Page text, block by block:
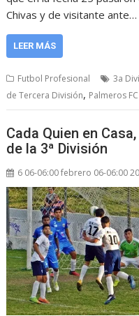
Chivas y de visitante ante…
LEER MÁS
Futbol Profesional 3a
de Tercera División, Palmeros FC
Cada Quien en
de la 3ª División
6 06-06:00 febrero 06-06:00